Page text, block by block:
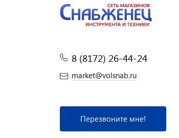
8 (8172) 26-44-24
market@volsnab.ru
Перезвоните мне!